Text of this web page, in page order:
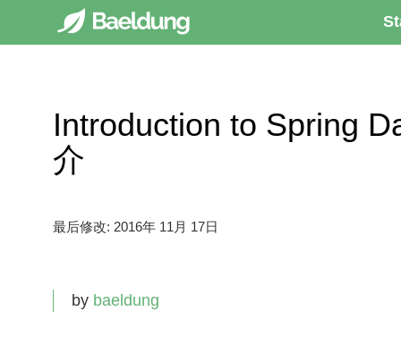
Introduction to Spring
介
最后修改: 2016年 11月 17日
by baeldung